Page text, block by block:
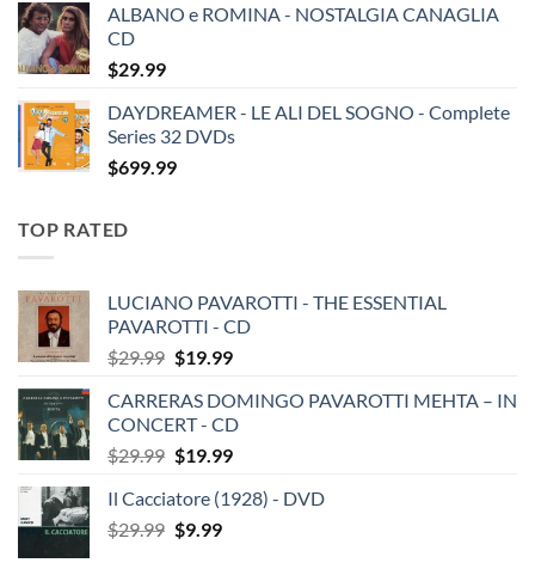
ALBANO e ROMINA - NOSTALGIA CANAGLIA
CD
$29.99
DAYDREAMER - LE ALI DEL SOGNO - Complete
Series 32 DVDs
$699.99
TOP RATED
LUCIANO PAVAROTTI - THE ESSENTIAL
PAVAROTTI - CD
$29.99 Original
was:
$29.99.
$19.99Current
is:
$19.99.
CARRERAS DOMINGO PAVAROTTI MEHTA – IN
CONCERT - CD
$29.99 Original
was:
$29.99.
$19.99Current
is:
Il Cacciatore (1928) - DVD
$29.99 Original
$9.99Current